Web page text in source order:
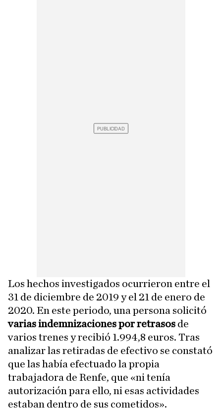
Los hechos investigados ocurrieron entre el
31 de diciembre de 2019 y el 21 de enero de
2020. En este periodo, una persona solicitó
varias indemnizaciones por retrasos de
varios trenes y recibió 1.994,8 euros. Tras
analizar las retiradas de efectivo se constató
que las había efectuado la propia
trabajadora de Renfe, que «ni tenía
autorización para ello, ni esas actividades
estaban dentro de sus cometidos».